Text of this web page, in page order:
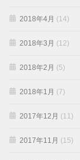
2018年4月 (14)
2018年3月 (12)
2018年2月 (5)
2018年1月 (7)
2017年12月 (11)
2017年11月 (15)